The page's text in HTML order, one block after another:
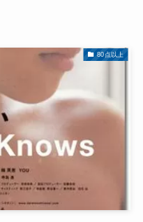
80点以上